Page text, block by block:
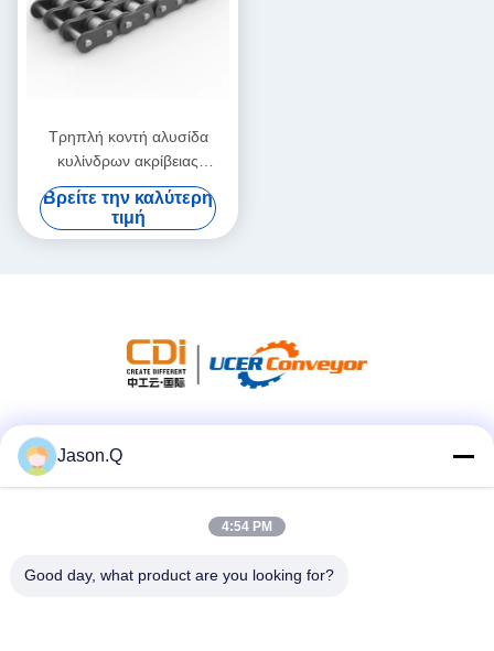
Τρηπλή κοντή αλυσίδα
κυλίνδρων ακρίβειας
αλυσίδων 20AFT 24B Drive
μετάδοσης πισσών
Βρείτε την καλύτερη
τιμή
Jason.Q
4:54 PM
Good day, what product are you looking for?